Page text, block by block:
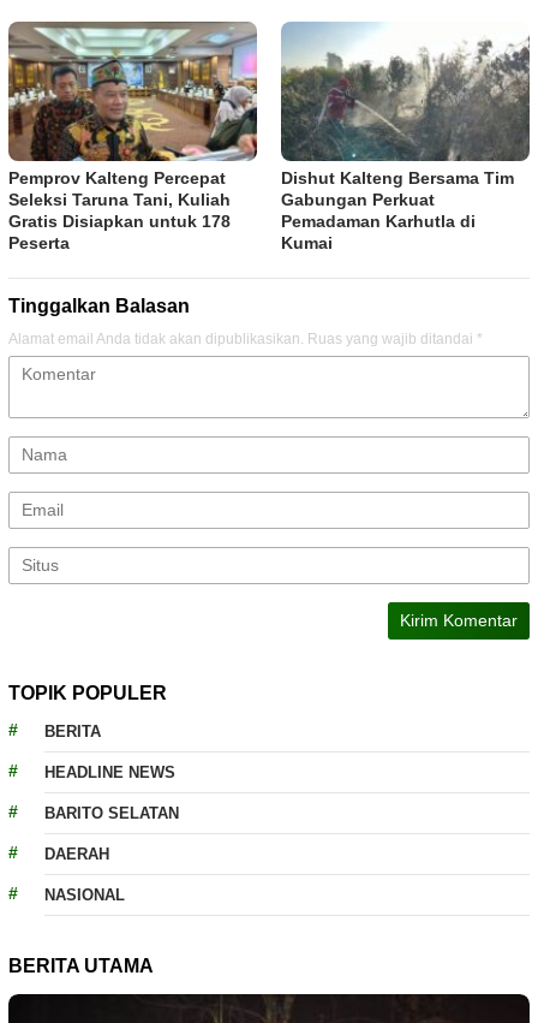
Pemprov Kalteng Percepat
Seleksi Taruna Tani, Kuliah
Gratis Disiapkan untuk 178
Peserta
Dishut Kalteng Bersama Tim
Gabungan Perkuat
Pemadaman Karhutla di
Kumai
Tinggalkan Balasan
Alamat email Anda tidak akan dipublikasikan. Ruas yang wajib ditandai *
TOPIK POPULER
BERITA
HEADLINE NEWS
BARITO SELATAN
DAERAH
NASIONAL
BERITA UTAMA